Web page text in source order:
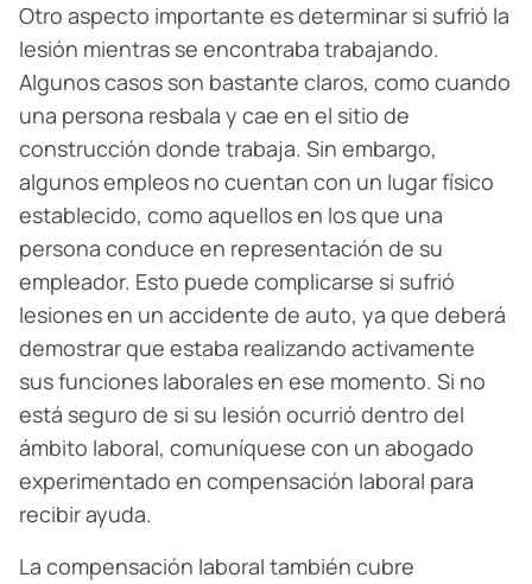
Otro aspecto importante es determinar si sufrió la
lesión mientras se encontraba trabajando.
Algunos casos son bastante claros, como cuando
una persona resbala y cae en el sitio de
construcción donde trabaja. Sin embargo,
algunos empleos no cuentan con un lugar físico
establecido, como aquellos en los que una
persona conduce en representación de su
empleador. Esto puede complicarse si sufrió
lesiones en un accidente de auto, ya que deberá
demostrar que estaba realizando activamente
sus funciones laborales en ese momento. Si no
está seguro de si su lesión ocurrió dentro del
ámbito laboral, comuníquese con un abogado
experimentado en compensación laboral para
recibir ayuda.
La compensación laboral también cubre